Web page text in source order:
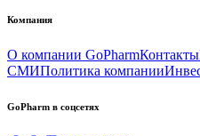
Компания
О компании GoPharmКонтакты
СМИПолитика компании
GoPharm в соцсетях